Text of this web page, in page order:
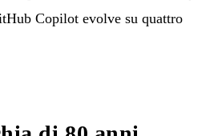
Copilot evolve su quattro